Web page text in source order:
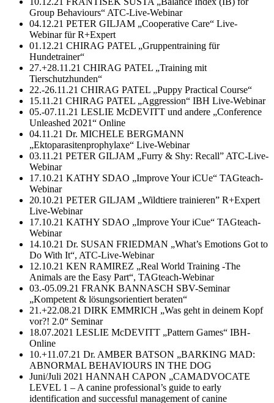
Group Behaviours“ ATC-Live-Webinar
04.12.21 PETER GILJAM „Cooperative Care“ Live-
Webinar für R+Expert
01.12.21 CHIRAG PATEL „Gruppentraining für
Hundetrainer“
27.+28.11.21 CHIRAG PATEL „Training mit
Tierschutzhunden“
22.-26.11.21 CHIRAG PATEL „Puppy Practical Course“
15.11.21 CHIRAG PATEL „Aggression“ IBH Live-Webinar
05.-07.11.21 LESLIE McDEVITT und andere „Conference
Unleashed 2021“ Online
04.11.21 Dr. MICHELE BERGMANN
„Ektoparasitenprophylaxe“ Live-Webinar
03.11.21 PETER GILJAM „Furry & Shy: Recall” ATC-Live-
Webinar
17.10.21 KATHY SDAO „Improve Your iCUe“ TAGteach-
Webinar
20.10.21 PETER GILJAM „Wildtiere trainieren” R+Expert
Live-Webinar
17.10.21 KATHY SDAO „Improve Your iCue“ TAGteach-
Webinar
14.10.21 Dr. SUSAN FRIEDMAN „What’s Emotions Got to
Do With It“, ATC-Live-Webinar
12.10.21 KEN RAMIREZ „Real World Training -The
Animals are the Easy Part“, TAGteach-Webinar
03.-05.09.21 FRANK BANNASCH SBV-Seminar
„Kompetent & lösungsorientiert beraten“
21.+22.08.21 DIRK EMMRICH „Was geht in deinem Kopf
vor?! 2.0“ Seminar
18.07.2021 LESLIE McDEVITT „Pattern Games“ IBH-
Online
10.+11.07.21 Dr. AMBER BATSON „BARKING MAD:
ABNORMAL BEHAVIOURS IN THE DOG
Juni/Juli 2021 HANNAH CAPON „CAMADVOCATE
LEVEL 1 – A canine professional’s guide to early
identification and successful management of canine